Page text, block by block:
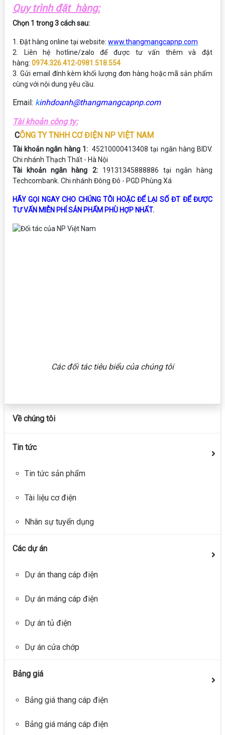
Quy trình đặt hàng:
Chọn 1 trong 3 cách sau:
1. Đặt hàng online tại website: www.thangmangcapnp.com
2. Liên hệ hotline/zalo để được tư vấn thêm và đặt
hàng: 0974.326.412-0981.518.554
3. Gửi email đính kèm khối lượng đơn hàng hoặc mã sản phẩm
cùng với nội dung yêu cầu.
Email: kinhdoanh@thangmangcapnp.com
Tài khoản công ty:
CÔNG TY TNHH CƠ ĐIỆN NP VIỆT NAM
Tài khoản ngân hàng 1:45210000413408 tại ngân hàng BIDV.
Chi nhánh Thạch Thất - Hà Nội
Tài khoản ngân hàng 2:19131345888886 tại ngân hàng
Techcombank. Chi nhánh Đông Đô - PGD Phùng Xá
HÃY GỌI NGAY CHO CHÚNG TÔI HOẶC ĐỂ LẠI SỐ ĐT ĐỂ ĐƯỢC
TƯ VẤN MIỄN PHÍ SẢN PHẨM PHÙ HỢP NHẤT.
Các đối tác tiêu biểu của chúng tôi
Về chúng tôi
Tin tức
Tin tức sản phẩm
Tài liệu cơ điện
Nhân sự tuyển dụng
Các dự án
Dự án thang cáp điện
Dự án máng cáp điện
Dự án tủ điện
Dự án cửa chớp
Bảng giá
Bảng giá thang cáp điện
Bảng giá máng cáp điện